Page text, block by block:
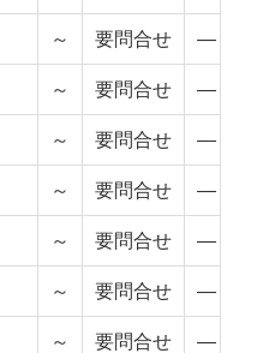
～ 要問合せ —
～ 要問合せ —
～ 要問合せ —
～ 要問合せ —
～ 要問合せ —
～ 要問合せ —
～ 要問合せ —